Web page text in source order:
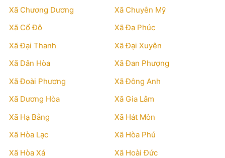
Xã Chương Dương
Xã Chuyên Mỹ
Xã Cổ Đô
Xã Đa Phúc
Xã Đại Thanh
Xã Đại Xuyên
Xã Dân Hòa
Xã Đan Phượng
Xã Đoài Phương
Xã Đông Anh
Xã Dương Hòa
Xã Gia Lâm
Xã Hạ Bằng
Xã Hát Môn
Xã Hòa Lạc
Xã Hòa Phú
Xã Hòa Xá
Xã Hoài Đức